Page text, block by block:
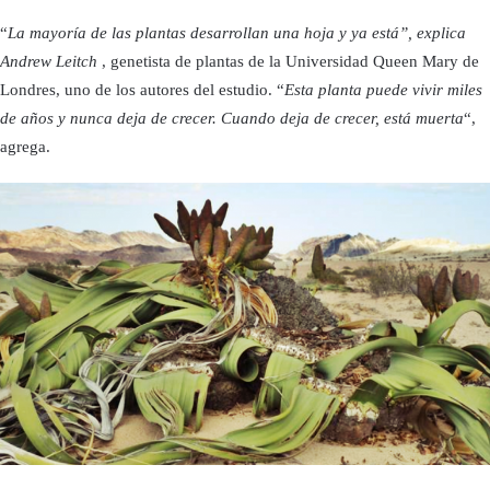
“La mayoría de las plantas desarrollan una hoja y ya está”, explica
Andrew Leitch , genetista de plantas de la Universidad Queen Mary de
Londres, uno de los autores del estudio. “Esta planta puede vivir miles
de años y nunca deja de crecer. Cuando deja de crecer, está muerta“,
agrega.